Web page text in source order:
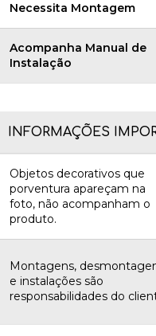
Necessita Montagem
Acompanha Manual de
Instalação
INFORMAÇÕES
Objetos decorativos que
porventura apareçam na
foto, não acompanham o
produto.
Montagens,
e instalações são
responsabilidades do